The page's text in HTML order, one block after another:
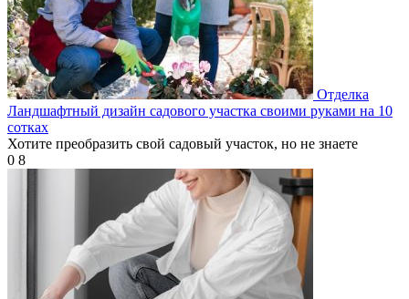
Отделка
Ландшафтный дизайн садового участка своими руками на 10
сотках
Хотите преобразить свой садовый участок, но не знаете
0 8